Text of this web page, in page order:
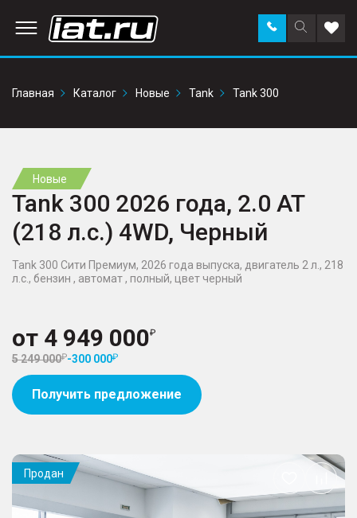
Поиск
по
Заказать
звонок в
Главная
Каталог Новые Tank Tank 300
Новые
Tank 300 2026 года, 2.0 AT
(218 л.с.) 4WD, Черный
Tank 300 Сити Премиум, 2026 года выпуска, двигатель 2 л., 218
л.с., бензин , автомат , полный, цвет черный
от 4 949 000
5 249 000 -300 000
Получить предложение
Продан
в
избранное